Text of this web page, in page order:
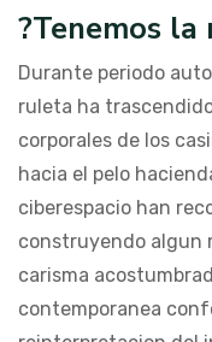
?Tenemos
Durante periodo
ruleta ha
corporales de los
hacia el pelo
ciberespacio han
construyendo algun
carisma
contemporanea